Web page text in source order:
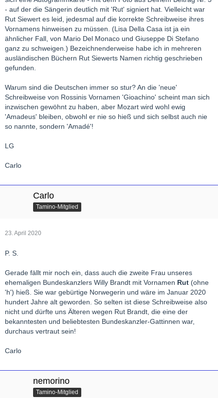
- auf der die Sängerin deutlich mit 'Rut' signiert hat. Vielleicht war
Rut Siewert es leid, jedesmal auf die korrekte Schreibweise ihres
Vornamens hinweisen zu müssen. (Lisa Della Casa ist ja ein
ähnlicher Fall, von Mario Del Monaco und Giuseppe Di Stefano
ganz zu schweigen.) Bezeichnenderweise habe ich in mehreren
ausländischen Büchern Rut Siewerts Namen richtig geschrieben
gefunden.
Warum sind die Deutschen immer so stur? An die 'neue'
Schreibweise von Rossinis Vornamen 'Gioachino' scheint man sich
inzwischen gewöhnt zu haben, aber Mozart wird wohl ewig
'Amadeus' bleiben, obwohl er nie so hieß und sich selbst auch nie
so nannte, sondern 'Amadé'!
LG
Carlo
Carlo
Tamino-Mitglied
23. April 2020
P. S.
Gerade fällt mir noch ein, dass auch die zweite Frau unseres
ehemaligen Bundeskanzlers Willy Brandt mit Vornamen Rut (ohne
'h') hieß. Sie war gebürtige Norwegerin und wäre im Januar 2020
hundert Jahre alt geworden. So selten ist diese Schreibweise also
nicht und dürfte uns Älteren wegen Rut Brandt, die eine der
bekanntesten und beliebtesten Bundeskanzler-Gattinnen war,
durchaus vertraut sein!
Carlo
nemorino
Tamino-Mitglied